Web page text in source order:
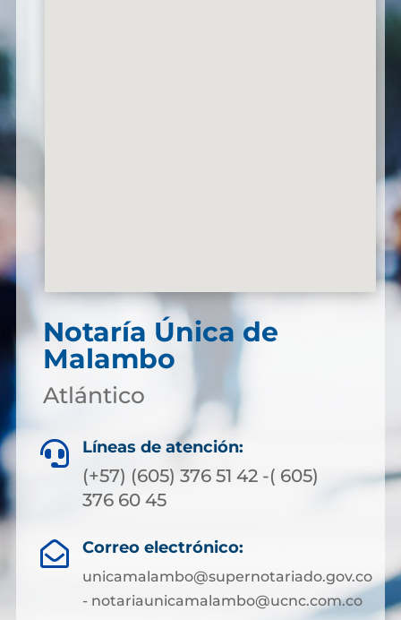
Notaría Única de
Malambo
Atlántico
 Líneas de atención:
(+57) (605) 376 51 42 -( 605)
376 60 45
 Correo electrónico:
unicamalambo@supernotariado.gov.co
- notariaunicamalambo@ucnc.com.co